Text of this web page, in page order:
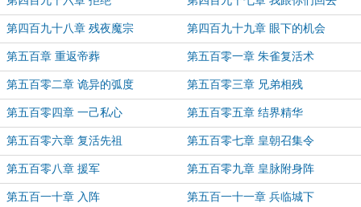
第四百九十八章 残夜魔宗 第四百九十九章 眼下的机会
第五百章 重返帝葬 第五百零一章 朱雀复活术
第五百零二章 诡异的弧度 第五百零三章 兄弟相残
第五百零四章 一己私心 第五百零五章 结界精华
第五百零六章 复活先祖 第五百零七章 皇朝召集令
第五百零八章 援军 第五百零九章 皇脉附身阵
第五百一十章 入阵 第五百一十一章 兵临城下